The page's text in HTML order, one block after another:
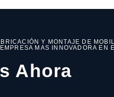
Y MONTAJE DE
MAS INNOVADORA EN
Ahora